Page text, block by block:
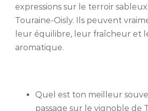
expressions sur le terroir
Touraine-Oisly. Ils peuvent
leur équilibre, leur fraîcheur et
aromatique.
Quel est ton meilleur
passage sur le vignoble de